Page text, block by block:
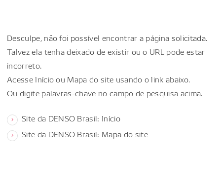
Desculpe, não foi possível encontrar a página solicitada.
Talvez ela tenha deixado de existir ou o URL pode estar
incorreto.
Acesse Início ou Mapa do site usando o link abaixo.
Ou digite palavras-chave no campo de pesquisa acima.
Site da DENSO Brasil: Início
Site da DENSO Brasil: Mapa do site